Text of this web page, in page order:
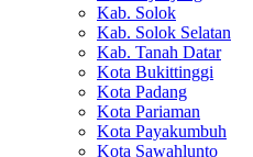
Kab. Solok
Kab. Solok Selatan
Kab. Tanah Datar
Kota Bukittinggi
Kota Padang
Kota Pariaman
Kota Payakumbuh
Kota Sawahlunto